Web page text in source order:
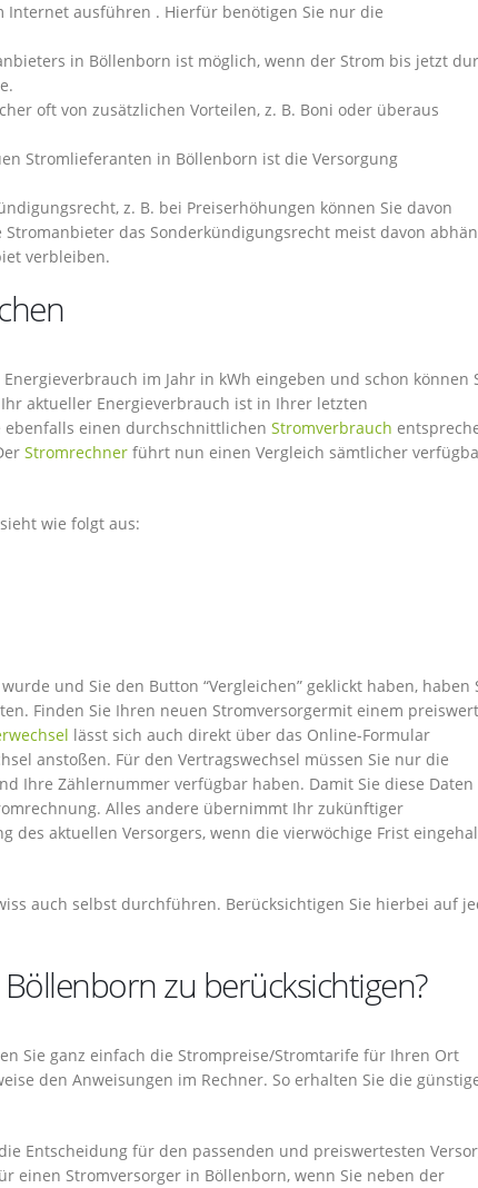
Internet ausführen . Hierfür benötigen Sie nur die
in Böllenborn ist möglich, wenn der Strom bis jetzt
oft von zusätzlichen Vorteilen, z. B. Boni oder überaus
Stromlieferanten in Böllenborn ist die Versorgung
z. B. bei Preiserhöhungen können Sie davon
das Sonderkündigungsrecht meist davon
verbleiben.
im Jahr in kWh eingeben und schon können
aktueller Energieverbrauch ist in Ihrer letzten
ebenfalls einen durchschnittlichen Stromverbrauch
Stromrechner führt nun einen Vergleich sämtlicher
wie folgt aus:
und Sie den Button “Vergleichen” geklickt haben, haben
Finden Sie Ihren neuen Stromversorgermit einem
lässt sich auch direkt über das Online-Formular
anstoßen. Für den Vertragswechsel müssen Sie nur die
Ihre Zählernummer verfügbar haben. Damit Sie diese Daten
Alles andere übernimmt Ihr zukünftiger
des aktuellen Versorgers, wenn die vierwöchige Frist
auch selbst durchführen. Berücksichtigen Sie hierbei auf
zu berücksichtigen?
Sie ganz einfach die Strompreise/Stromtarife für Ihren Ort
den Anweisungen im Rechner. So erhalten Sie die
Entscheidung für den passenden und preiswertesten
einen Stromversorger in Böllenborn, wenn Sie neben der